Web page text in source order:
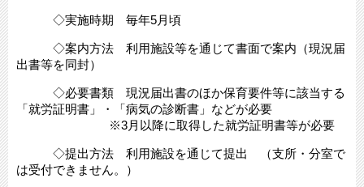
◇実施時期 毎年5月頃
◇案内方法 利用施設等を通じて書面で案内（現況届
出書等を同封）
◇必要書類 現況届出書のほか保育要件等に該当する
「就労証明書」・「病気の診断書」などが必要
※3月以降に取得した就労証明書等が必要
◇提出方法 利用施設を通じて提出 （支所・分室で
は受付できません。）